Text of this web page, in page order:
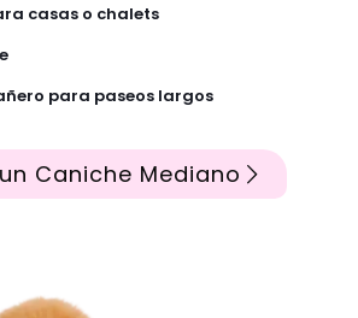
casas o chalets
para paseos largos
Caniche Mediano